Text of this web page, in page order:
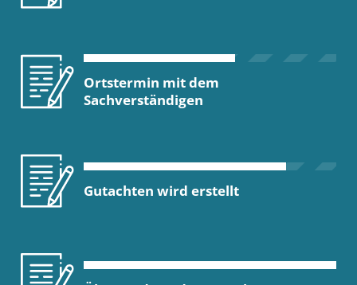
Ortstermin mit dem
Sachverständigen
Gutachten wird erstellt